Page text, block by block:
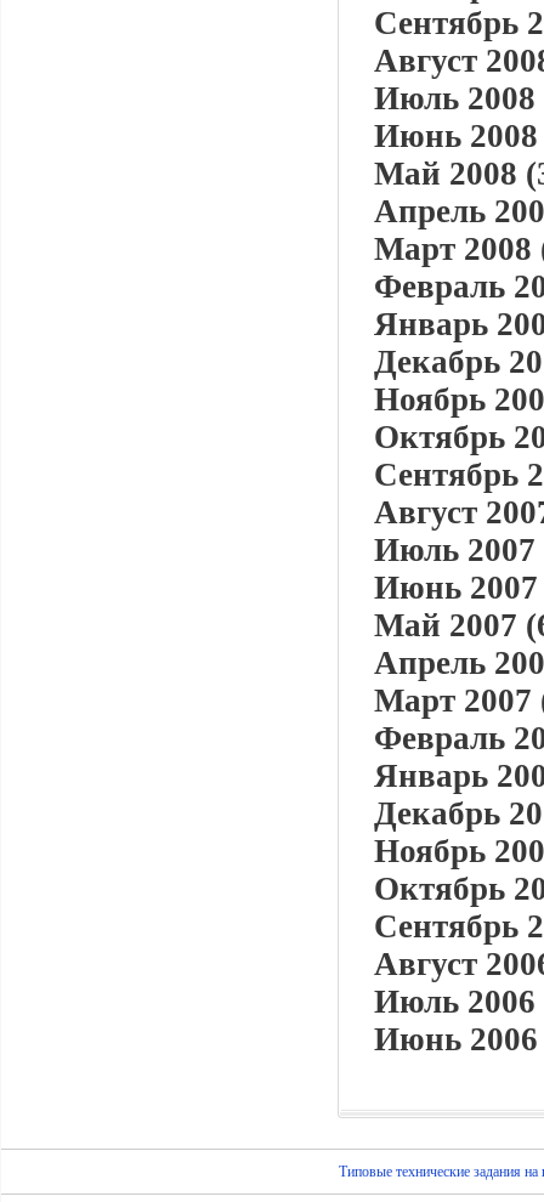
Сентябрь
Август
Июль 2008
Июнь 2008
Май 2008
Апрель
Март 2008
Февраль
Январь
Декабрь
Ноябрь
Октябрь
Сентябрь
Август
Июль 2007
Июнь 2007
Май 2007
Апрель
Март 2007
Февраль
Январь
Декабрь
Ноябрь
Октябрь
Сентябрь
Август
Июль 2006
Июнь 2006
Типовые технические задания на